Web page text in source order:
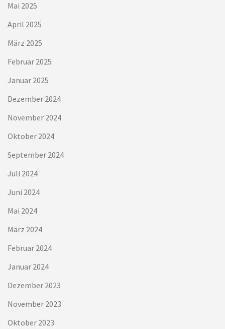
Mai 2025
April 2025
März 2025
Februar 2025
Januar 2025
Dezember 2024
November 2024
Oktober 2024
September 2024
Juli 2024
Juni 2024
Mai 2024
März 2024
Februar 2024
Januar 2024
Dezember 2023
November 2023
Oktober 2023